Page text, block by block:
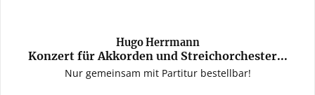
Hugo Herrmann
Konzert für Akkorden und Streichorchester...
Nur gemeinsam mit Partitur bestellbar!